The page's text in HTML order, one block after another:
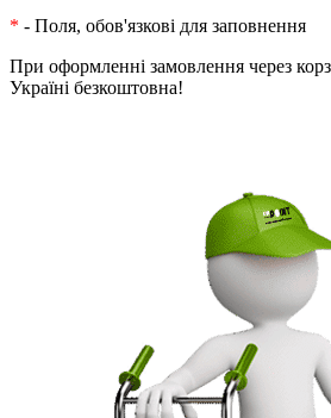
* - Поля, обов'язкові для заповнення
При оформленні замовлення через
Україні безкоштовна!